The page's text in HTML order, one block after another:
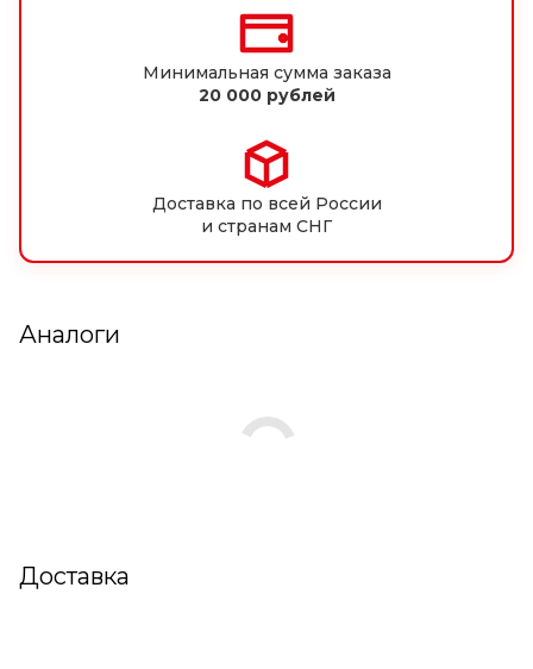
Минимальная сумма заказа
20 000 рублей
Доставка по всей России
и странам СНГ
Аналоги
Доставка